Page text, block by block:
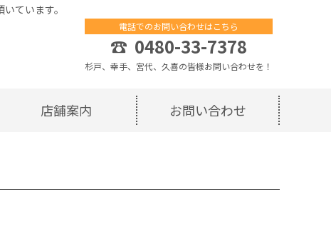
ています。
電話でのお問い合わせはこちら
☎ 0480-33-7378
杉戸、幸手、宮代、久喜の皆様お問い合わせを！
店舗案内 お問い合わせ